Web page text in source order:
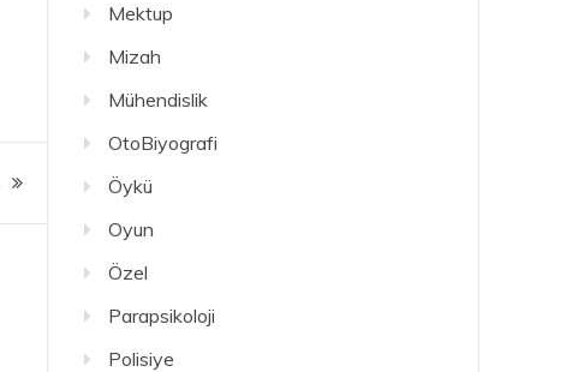
Mektup
Mizah
Mühendislik
OtoBiyografi
Öykü
Oyun
Özel
Parapsikoloji
Polisiye